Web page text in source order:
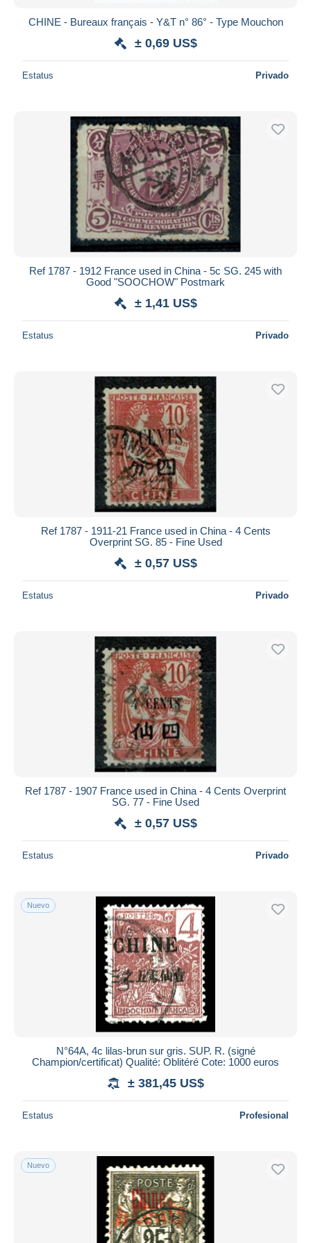
CHINE - Bureaux français - Y&T n° 86° - Type Mouchon
± 0,69 US$
Estatus Privado
Ref 1787 - 1912 France used in China - 5c SG. 245 with
Good "SOOCHOW" Postmark
± 1,41 US$
Estatus Privado
Ref 1787 - 1911-21 France used in China - 4 Cents
Overprint SG. 85 - Fine Used
± 0,57 US$
Estatus Privado
Ref 1787 - 1907 France used in China - 4 Cents Overprint
SG. 77 - Fine Used
± 0,57 US$
Estatus Privado
Nuevo
N°64A, 4c lilas-brun sur gris. SUP. R. (signé
Champion/certificat) Qualité: Oblitéré Cote: 1000 euros
± 381,45 US$
Estatus Profesional
Nuevo